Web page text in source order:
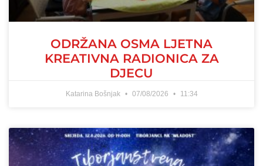
ODRŽANA OSMA LJETNA
KREATIVNA RADIONICA ZA
DJECU
Katarina Bošnjak 07/08/2026 11:34